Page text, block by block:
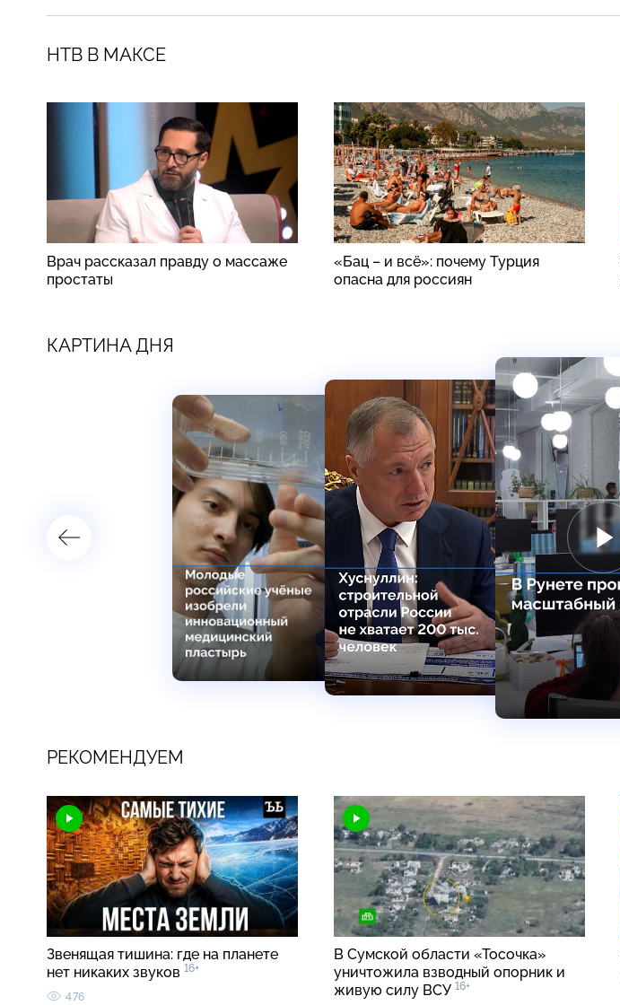
НТВ В МАКСЕ
Врач рассказал правду о массаже
простаты
«Бац – и всё»: почему Турция
опасна для россиян
КАРТИНА ДНЯ
РЕКОМЕНДУЕМ
Звенящая тишина: где на планете
нет никаких звуков 16+
476
В Сумской области «Тосочка»
уничтожила взводный опорник и
живую силу ВСУ 16+